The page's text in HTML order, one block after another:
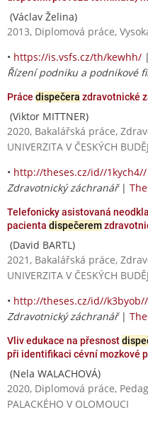
(Václav Želina)
2013, Diplomová práce,
• https://is.vsfs.cz/th/kewhh/ |
Řízení podniku a podnikové
Práce dispečera zdravotnické
(Viktor MITTNER)
2020, Bakalářská práce,
UNIVERZITA V ČESKÝCH
• http://theses.cz/id//1kych4//
Zdravotnický záchranář|
Telefonicky asistovaná
pacienta dispečerem
(David BARTL)
2021, Bakalářská práce,
UNIVERZITA V ČESKÝCH
• http://theses.cz/id//k3byob//
Zdravotnický záchranář|
Vliv edukace na přesnost
při identifikaci cévní mozkové
(Nela WALACHOVÁ)
2020, Diplomová práce,
PALACKÉHO V OLOMOUCI